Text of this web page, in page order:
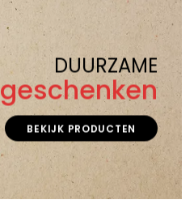
DUURZAME
geschenken
BEKIJK PRODUCTEN